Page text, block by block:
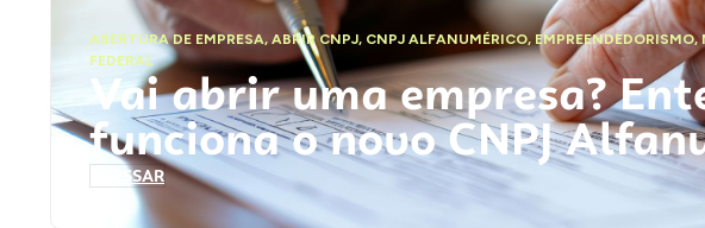
ABERTURA DE EMPRESA,ABRIR CNPJ, CNPJ ALFANUMÉRICO, EMPREENDEDORISMO,
FEDERAL
Vai abrir uma empresa?
funciona o novo CNPJ
ACESSAR